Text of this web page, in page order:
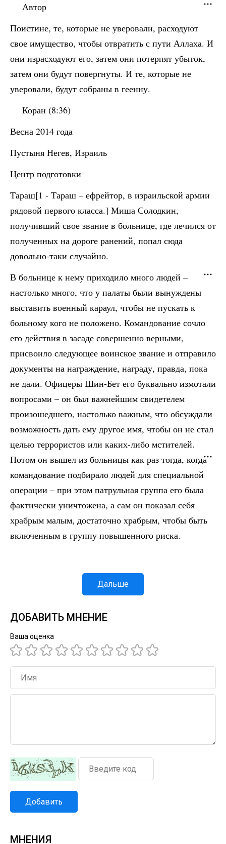
Автор
Поистине, те, которые не уверовали, расходуют
свое имущество, чтобы отвратить с пути Аллаха. И
они израсходуют его, затем они потерпят убыток,
затем они будут повергнуты. И те, которые не
уверовали, будут собраны в геенну.
Коран (8:36)
Весна 2014 года
Пустыня Негев, Израиль
Центр подготовки
Тараш[1 - Тараш – ефрейтор, в израильской армии
рядовой первого класса.] Миша Солодкин,
получивший свое звание в больнице, где лечился от
полученных на дороге ранений, попал сюда
довольно-таки случайно.
В больнице к нему приходило много людей –
настолько много, что у палаты были вынуждены
выставить военный караул, чтобы не пускать к
больному кого не положено. Командование сочло
его действия в засаде совершенно верными,
присвоило следующее воинское звание и отправило
документы на награждение, награду, правда, пока
не дали. Офицеры Шин-Бет его буквально измотали
вопросами – он был важнейшим свидетелем
произошедшего, настолько важным, что обсуждали
возможность дать ему другое имя, чтобы он не стал
целью террористов или каких-либо мстителей.
Потом он вышел из больницы как раз тогда, когда
командование подбирало людей для специальной
операции – при этом патрульная группа его была
фактически уничтожена, а сам он показал себя
храбрым малым, достаточно храбрым, чтобы быть
включенным в группу повышенного риска.
Дальше
ДОБАВИТЬ МНЕНИЕ
Ваша оценка
Добавить
МНЕНИЯ